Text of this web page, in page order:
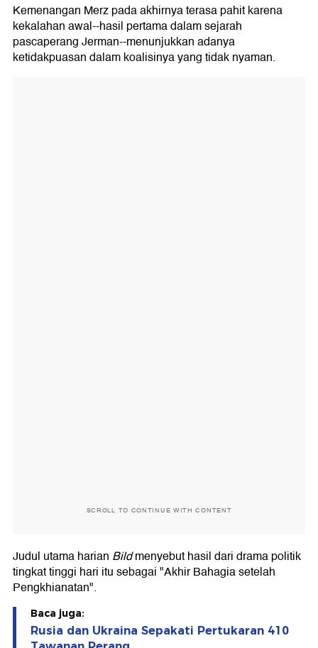
Kemenangan Merz pada akhirnya terasa pahit karena
kekalahan awal--hasil pertama dalam sejarah
pascaperang Jerman--menunjukkan adanya
ketidakpuasan dalam koalisinya yang tidak nyaman.
SCROLL TO CONTINUE WITH CONTENT
Judul utama harian Bildmenyebut hasil dari drama politik
tingkat tinggi hari itu sebagai "Akhir Bahagia setelah
Pengkhianatan".
Baca juga:
Rusia dan Ukraina Sepakati Pertukaran 410